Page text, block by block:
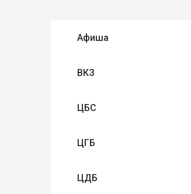
Афиша
ВКЗ
ЦБС
ЦГБ
ЦДБ